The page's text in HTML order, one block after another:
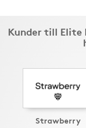
Kunder till Elite
Strawberry